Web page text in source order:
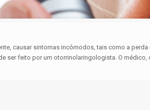
causar sintomas incômodos, tais como a
ser feito por um otorrinolaringologista. O